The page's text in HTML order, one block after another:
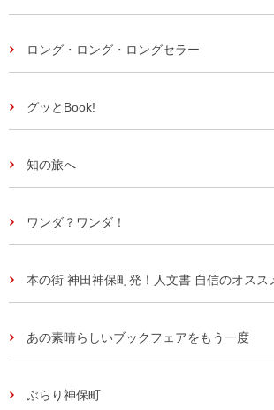
ロング・ロング・ロングセラー
グッとBook!
知の旅へ
ワンダ？ワンダ！
本の街 神田神保町発！人文書 自信のオスス
あの素晴らしいブックフェアをもう一度
ぶらり神保町